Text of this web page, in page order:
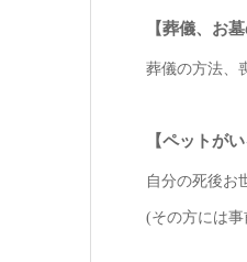
【葬儀、お
葬儀の方法、
【ペットが
自分の死後お
(その方には